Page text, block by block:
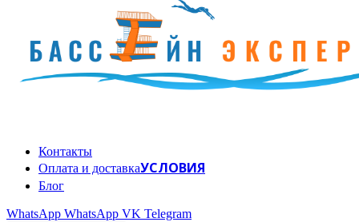
Контакты
Оплата и доставкаУСЛОВИЯ
Блог
WhatsApp WhatsApp VK Telegram